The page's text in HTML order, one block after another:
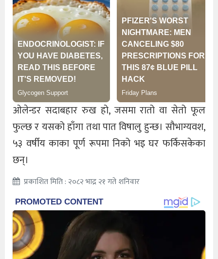
ओलेन्डर सदाबहार रुख हो, जसमा रातो वा सेतो फूल
फुल्छ र यसको हाँगा तथा पात विषालु हुन्छ। सौभाग्यवश,
५३ वर्षीय काका पूर्ण रूपमा निको भइ घर फर्किसकेका
छन्।
प्रकाशित मिति : २०८२ भाद्र २१ गते शनिवार